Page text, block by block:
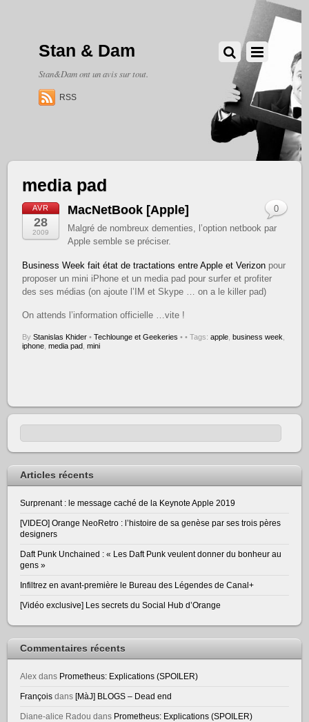
Stan & Dam
Stan&Dam ont un avis sur tout.
RSS
media pad
AVR
28
2009
MacNetBook [Apple]
Malgré de nombreux dementies, l’option netbook par
Apple semble se préciser.
Business Week fait état de tractations entre Apple et Verizon pour
proposer un mini iPhone et un media pad pour surfer et profiter
des ses médias (on ajoute l’IM et Skype … on a le killer pad)
On attends l’information officielle …vite !
ByStanislas Khider • Techlounge et Geekeries •
0
• Tags:apple ,business week
iphone ,media pad ,mini
Articles récents
Surprenant : le message caché de la Keynote Apple 2019
[VIDEO] Orange NeoRetro : l’histoire de sa genèse par ses trois pères
designers
Daft Punk Unchained : « Les Daft Punk veulent donner du bonheur au
gens »
Infiltrez en avant-première le Bureau des Légendes de Canal+
[Vidéo exclusive] Les secrets du Social Hub d’Orange
Commentaires récents
Alex dans Prometheus: Explications (SPOILER)
François dans [MàJ] BLOGS – Dead end
Diane-alice Radou dans Prometheus: Explications (SPOILER)